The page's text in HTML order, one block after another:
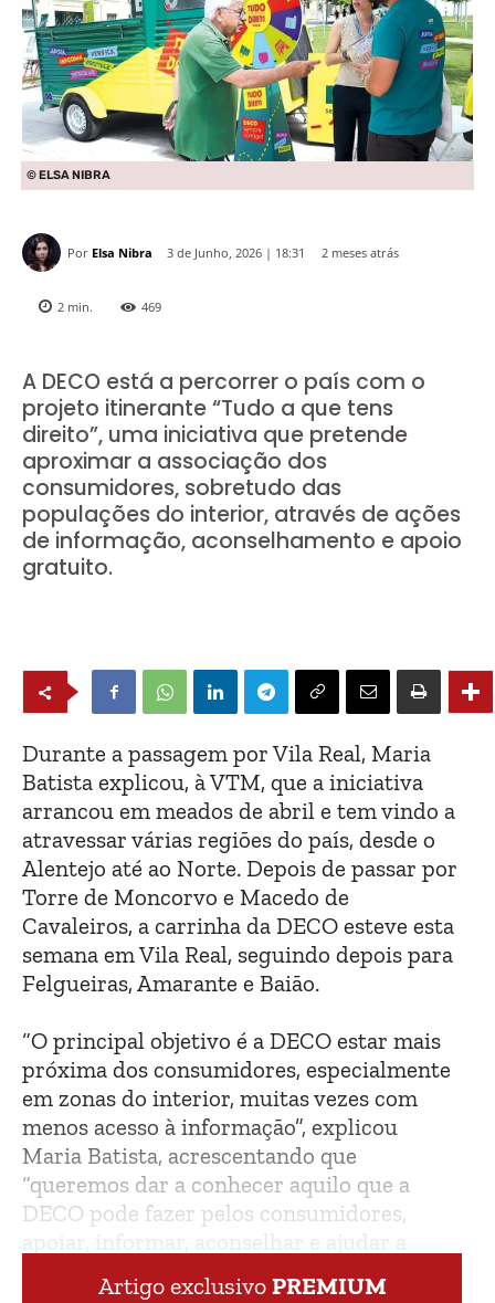
© ELSA NIBRA
Por Elsa Nibra 3 de Junho, 2026 | 18:31 2 meses atrás
2 min. 469
A DECO está a percorrer o país com o
projeto itinerante “Tudo a que tens
direito”, uma iniciativa que pretende
aproximar a associação dos
consumidores, sobretudo das
populações do interior, através de ações
de informação, aconselhamento e apoio
gratuito.
Durante a passagem por Vila Real, Maria
Batista explicou, à VTM, que a iniciativa
arrancou em meados de abril e tem vindo a
atravessar várias regiões do país, desde o
Alentejo até ao Norte. Depois de passar por
Torre de Moncorvo e Macedo de
Cavaleiros, a carrinha da DECO esteve esta
semana em Vila Real, seguindo depois para
Felgueiras, Amarante e Baião.
“O principal objetivo é a DECO estar mais
próxima dos consumidores, especialmente
em zonas do interior, muitas vezes com
menos acesso à informação”, explicou
Maria Batista, acrescentando que
“queremos dar a conhecer aquilo que a
DECO pode fazer pelos consumidores,
apoiar, informar, aconselhar e ajudar a
resolver conflitos de consumo.”
Artigo exclusivoPREMIUM